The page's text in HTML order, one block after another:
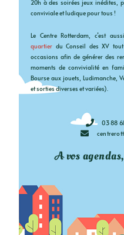
20h à des soirées jeux inédites,
conviviale et ludique pour tous !
Le Centre Rotterdam, c’est
quartier du Conseil des XV
occasions afin de générer des
moments de convivialité en
Bourse aux jouets, Ludimanche,
et sorties diverses et variées).
03 88
A vos